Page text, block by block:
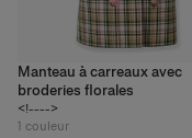
Manteau à carreaux avec
broderies florales
<!---->
1 couleur